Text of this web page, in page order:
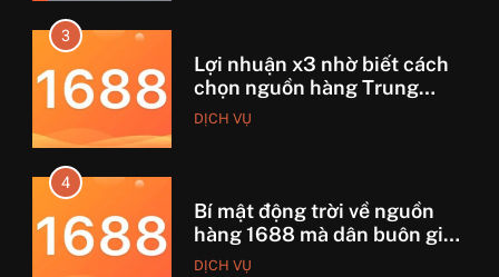
3
Lợi nhuận x3 nhờ biết cách
chọn nguồn hàng Trung
Quốc chuẩn
DỊCH VỤ
4
Bí mật động trời về nguồn
hàng 1688 mà dân buôn giấu
nhẹm!
DỊCH VỤ